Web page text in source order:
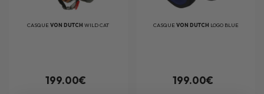
CASQUEVON DUTCHWILD CAT
199.00€
CASQUE VON DUTCH LOGO BLUE
199.00€